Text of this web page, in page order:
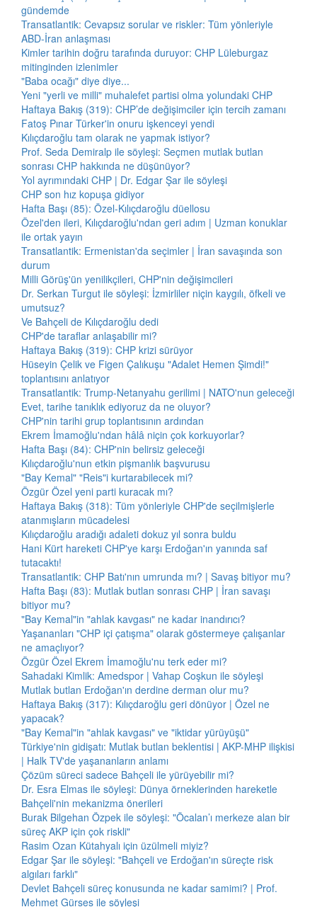
gündemde
Transatlantik: Cevapsız sorular ve riskler: Tüm yönleriyle
ABD-İran anlaşması
Kimler tarihin doğru tarafında duruyor: CHP Lüleburgaz
mitinginden izlenimler
"Baba ocağı" diye diye...
Yeni "yerli ve milli" muhalefet partisi olma yolundaki CHP
Haftaya Bakış (319): CHP’de değişimciler için tercih zamanı
Fatoş Pınar Türker'in onuru işkenceyi yendi
Kılıçdaroğlu tam olarak ne yapmak istiyor?
Prof. Seda Demiralp ile söyleşi: Seçmen mutlak butlan
sonrası CHP hakkında ne düşünüyor?
Yol ayrımındaki CHP | Dr. Edgar Şar ile söyleşi
CHP son hız kopuşa gidiyor
Hafta Başı (85): Özel-Kılıçdaroğlu düellosu
Özel'den ileri, Kılıçdaroğlu'ndan geri adım | Uzman konuklar
ile ortak yayın
Transatlantik: Ermenistan'da seçimler | İran savaşında son
durum
Milli Görüş'ün yenilikçileri, CHP'nin değişimcileri
Dr. Serkan Turgut ile söyleşi: İzmirliler niçin kaygılı, öfkeli ve
umutsuz?
Ve Bahçeli de Kılıçdaroğlu dedi
CHP'de taraflar anlaşabilir mi?
Haftaya Bakış (319): CHP krizi sürüyor
Hüseyin Çelik ve Figen Çalıkuşu "Adalet Hemen Şimdi!"
toplantısını anlatıyor
Transatlantik: Trump-Netanyahu gerilimi | NATO'nun geleceği
Evet, tarihe tanıklık ediyoruz da ne oluyor?
CHP'nin tarihi grup toplantısının ardından
Ekrem İmamoğlu'ndan hâlâ niçin çok korkuyorlar?
Hafta Başı (84): CHP'nin belirsiz geleceği
Kılıçdaroğlu'nun etkin pişmanlık başvurusu
"Bay Kemal" "Reis"i kurtarabilecek mi?
Özgür Özel yeni parti kuracak mı?
Haftaya Bakış (318): Tüm yönleriyle CHP'de seçilmişlerle
atanmışların mücadelesi
Kılıçdaroğlu aradığı adaleti dokuz yıl sonra buldu
Hani Kürt hareketi CHP'ye karşı Erdoğan'ın yanında saf
tutacaktı!
Transatlantik: CHP Batı'nın umrunda mı? | Savaş bitiyor mu?
Hafta Başı (83): Mutlak butlan sonrası CHP | İran savaşı
bitiyor mu?
"Bay Kemal"in "ahlak kavgası" ne kadar inandırıcı?
Yaşananları "CHP içi çatışma" olarak göstermeye çalışanlar
ne amaçlıyor?
Özgür Özel Ekrem İmamoğlu'nu terk eder mi?
Sahadaki Kimlik: Amedspor | Vahap Coşkun ile söyleşi
Mutlak butlan Erdoğan'ın derdine derman olur mu?
Haftaya Bakış (317): Kılıçdaroğlu geri dönüyor | Özel ne
yapacak?
"Bay Kemal"in "ahlak kavgası" ve "iktidar yürüyüşü"
Türkiye'nin gidişatı: Mutlak butlan beklentisi | AKP-MHP ilişkisi
| Halk TV'de yaşananların anlamı
Çözüm süreci sadece Bahçeli ile yürüyebilir mi?
Dr. Esra Elmas ile söyleşi: Dünya örneklerinden hareketle
Bahçeli'nin mekanizma önerileri
Burak Bilgehan Özpek ile söyleşi: "Öcalan’ı merkeze alan bir
süreç AKP için çok riskli"
Rasim Ozan Kütahyalı için üzülmeli miyiz?
Edgar Şar ile söyleşi: "Bahçeli ve Erdoğan'ın süreçte risk
algıları farklı"
Devlet Bahçeli süreç konusunda ne kadar samimi? | Prof.
Mehmet Gürses ile söyleşi